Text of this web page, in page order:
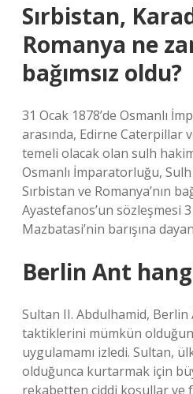
Sırbistan,
Romanya ne
bağımsız oldu?
31 Ocak 1878’de Osmanlı
arasında, Edirne Caterpillar
temeli olacak olan sulh
Osmanlı İmparatorluğu,
Sırbistan ve Romanya’nın
Ayastefanos’un sözleşmesi
Mazbatasi’nin barışına
Berlin Ant
Sultan II. Abdulhamid, Berlin
taktiklerini mümkün
uygulamamı izledi. Sultan,
olduğunca kurtarmak için
rekabetten ciddi koşullar ve